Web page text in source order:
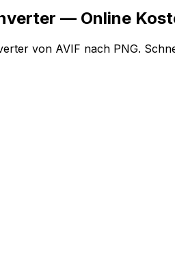
— Online
von AVIF nach PNG.